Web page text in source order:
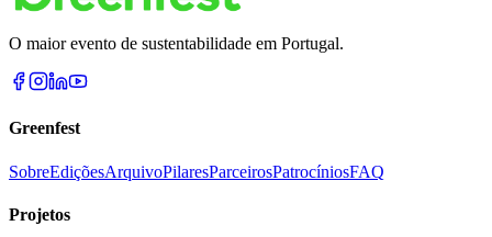
O maior evento de sustentabilidade em Portugal.
Greenfest
SobreEdiçõesArquivoPilaresParceirosPatrocíniosFAQ
Projetos